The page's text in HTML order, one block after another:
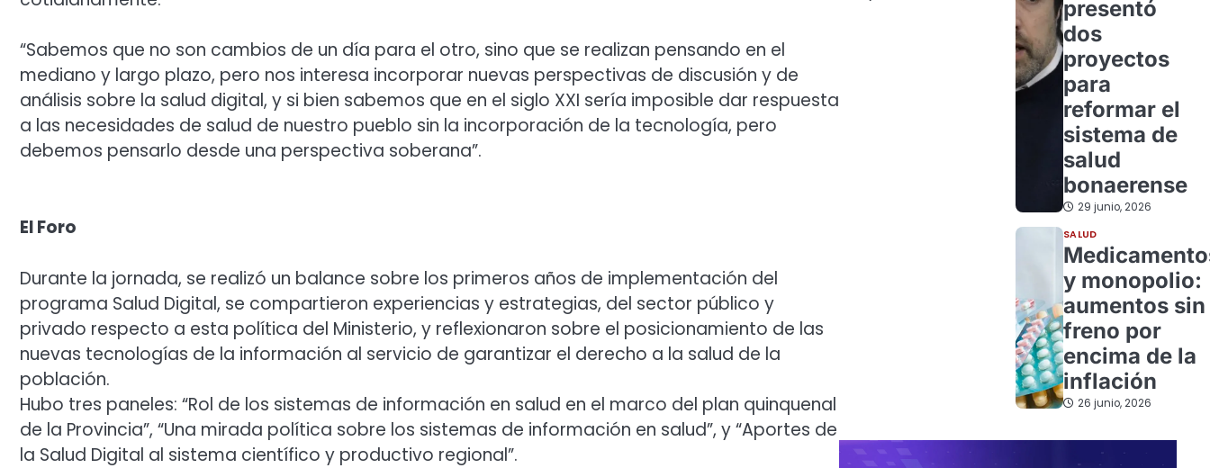
“Sabemos que no son cambios de un día para el otro, sino que se realizan pensando en el
mediano y largo plazo, pero nos interesa incorporar nuevas perspectivas de discusión y de
análisis sobre la salud digital, y si bien sabemos que en el siglo XXI sería imposible dar respuesta
a las necesidades de salud de nuestro pueblo sin la incorporación de la tecnología, pero
debemos pensarlo desde una perspectiva soberana”.
El Foro
Durante la jornada, se realizó un balance sobre los primeros años de implementación del
programa Salud Digital, se compartieron experiencias y estrategias, del sector público y
privado respecto a esta política del Ministerio, y reflexionaron sobre el posicionamiento de las
nuevas tecnologías de la información al servicio de garantizar el derecho a la salud de la
población.
Hubo tres paneles: “Rol de los sistemas de información en salud en el marco del plan quinquenal
de la Provincia”, “Una mirada política sobre los sistemas de información en salud”, y “Aportes de
la Salud Digital al sistema científico y productivo regional”.
presentó
dos
proyectos
para
reformar el
sistema de
salud
bonaerense
29 junio, 2026
SALUD
y monopolio:
aumentos sin
freno por
encima de la
inflación
26 junio, 2026